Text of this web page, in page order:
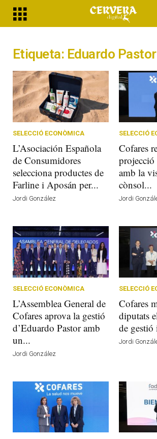
Etiqueta: Eduardo Pastor
SELECCIÓ ECONÒMICA
L’Asociación Española
de Consumidores
selecciona productes de
Farline i Aposán per...
Jordi González
SELECCIÓ
Cofares
projecció
amb la
cònsol...
Jordi
SELECCIÓ ECONÒMICA
L’Assemblea General de
Cofares aprova la gestió
d’Eduardo Pastor amb
un...
Jordi González
SELECCIÓ
Cofares
diputats
de
Jordi